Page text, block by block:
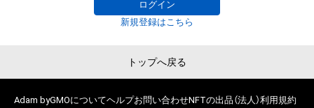
ログイン
新規登録はこちら
トップへ戻る
Adam byGMOについてヘルプお問い合わせNFTの出品（法人）利用規約